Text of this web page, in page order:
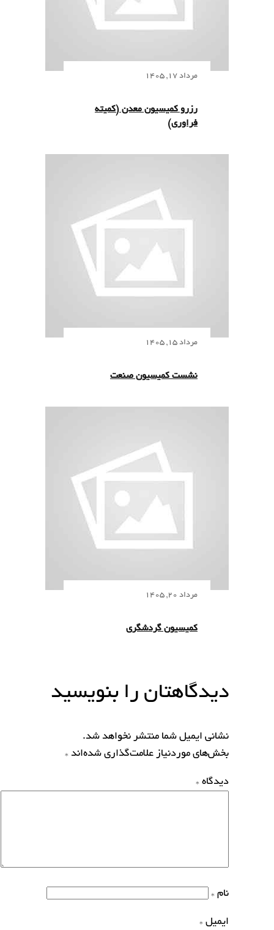
مرداد 17, 1405
رزرو کمیسیون معدن (کمیته
فراوری)
مرداد 15, 1405
نشست کمیسیون صنعت
مرداد 20, 1405
کمیسیون گردشگری
دیدگاهتان را بنویسید
نشانی ایمیل شما منتشر نخواهد شد.
بخش‌های موردنیاز علامت‌گذاری شده‌اند *
دیدگاه *
نام *
ایمیل *